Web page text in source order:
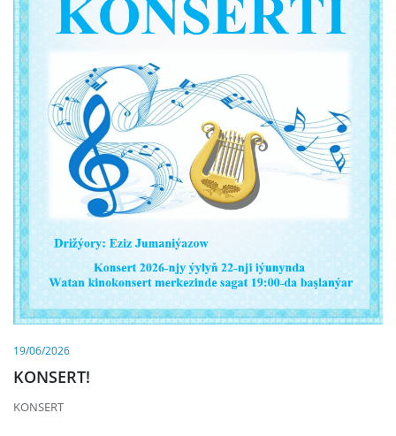
19/06/2026
KONSERT!
KONSERT